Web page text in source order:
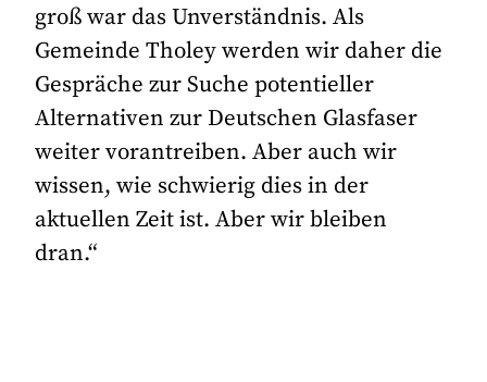
groß war das Unverständnis. Als
Gemeinde Tholey werden wir daher die
Gespräche zur Suche potentieller
Alternativen zur Deutschen Glasfaser
weiter vorantreiben. Aber auch wir
wissen, wie schwierig dies in der
aktuellen Zeit ist. Aber wir bleiben
dran.“